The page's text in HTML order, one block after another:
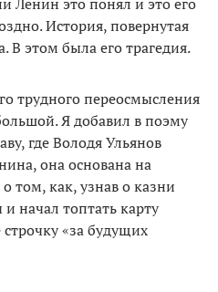
История, повернутая
этом была его трагедия.
трудного переосмысления
Я добавил в поэму
где Володя Ульянов
она основана на
о том, как, узнав о казни
начал топтать карту
«за будущих